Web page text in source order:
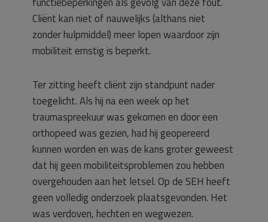
Cliënt kan niet of nauwelijks (althans niet
zonder hulpmiddel) meer lopen waardoor zijn
mobiliteit ernstig is beperkt.
Ter zitting heeft cliënt zijn standpunt nader
toegelicht. Als hij na een week op het
traumaspreekuur was gekomen en door een
orthopeed was gezien, had hij geopereerd
kunnen worden en was de kans groter geweest
dat hij geen mobiliteitsproblemen zou hebben
overgehouden aan het letsel. Op de SEH heeft
geen volledig onderzoek plaatsgevonden. Het
was verdoven, hechten en wegwezen.